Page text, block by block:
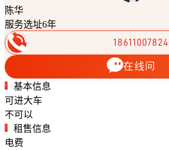
陈华
服务选址6年
18611007824
在线问
基本信息
可进大车
不可以
租售信息
电费